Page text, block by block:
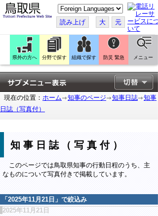
こ
の
ペ
ー
ジ
翻
訳
す
る
読み上げ 大 元
県外の方へ 分野で探す 組織で探す 防災 緊急 メニュー
現在の位置： ホーム 知事のページ 知事日誌
知事
日誌（写真付）
知事日誌（写真付）
このページでは鳥取県知事の行動日程のうち、主
なものについて写真付きで掲載しています。
「 2025年11月21日 」で絞込み
2025年11月21日